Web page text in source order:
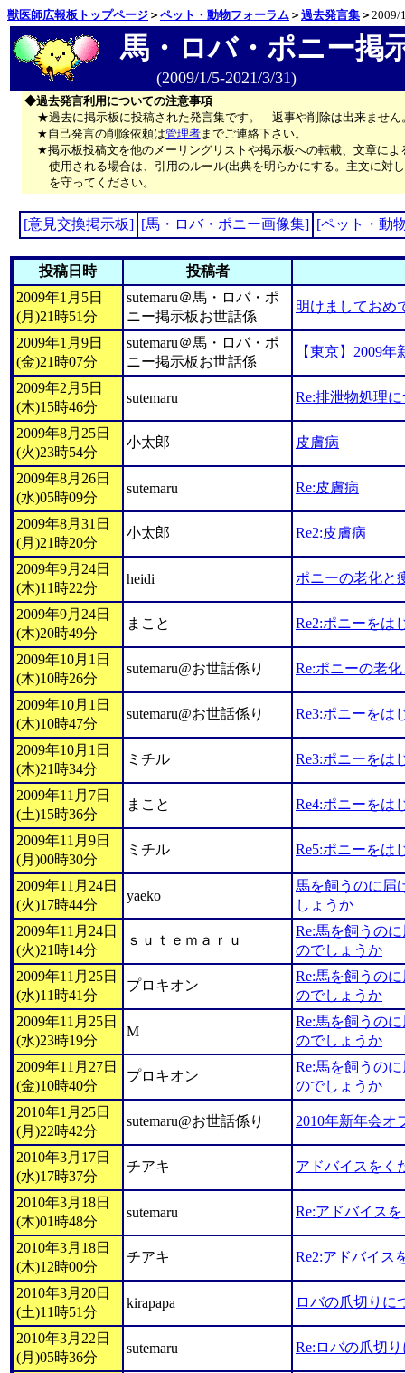
獣医師広報板トップページ ＞ ペット・動物フォーラム ＞ 過去発言集 ＞ 2009/
馬・ロバ・ポニー掲
(2009/1/5-2021/3/31)
◆過去発言利用についての注意事項
★過去に掲示板に投稿された発言集です。 返事や削除は出来ません
★自己発言の削除依頼は管理者までご連絡下さい。
★掲示板投稿文を他のメーリングリストや掲示板への転載、文章によ
使用される場合は、引用のルール(出典を明らかにする。主文に対
を守ってください。
[意見交換掲示板] [馬・ロバ・ポニー画像集] [ペット・動
投稿日時 投稿者
2009年1月5日
(月)21時51分
sutemaru＠馬・ロバ・ポ
ニー掲示板お世話係
明けましておめ
2009年1月9日
(金)21時07分
sutemaru＠馬・ロバ・ポ
ニー掲示板お世話係
【東京】2009
2009年2月5日
(木)15時46分
sutemaru Re:排泄物処理
2009年8月25日
(火)23時54分
小太郎 皮膚病
2009年8月26日
(水)05時09分
sutemaru Re:皮膚病
2009年8月31日
(月)21時20分
小太郎 Re2:皮膚病
2009年9月24日
(木)11時22分
heidi ポニーの老化と
2009年9月24日
(木)20時49分
まこと Re2:ポニーをは
2009年10月1日
(木)10時26分
sutemaru@お世話係り Re:ポニーの老
2009年10月1日
(木)10時47分
sutemaru@お世話係り Re3:ポニーをは
2009年10月1日
(木)21時34分
ミチル Re3:ポニーをは
2009年11月7日
(土)15時36分
まこと Re4:ポニーをは
2009年11月9日
(月)00時30分
ミチル Re5:ポニーをは
2009年11月24日
(火)17時44分
yaeko
馬を飼うのに届
しょうか
2009年11月24日
(火)21時14分
ｓｕｔｅｍａｒｕ
Re:馬を飼うの
のでしょうか
2009年11月25日
(水)11時41分
プロキオン
Re:馬を飼うの
のでしょうか
2009年11月25日
(水)23時19分
M
Re:馬を飼うの
のでしょうか
2009年11月27日
(金)10時40分
プロキオン
Re:馬を飼うの
のでしょうか
2010年1月25日
(月)22時42分
sutemaru@お世話係り 2010年新年会オ
2010年3月17日
(水)17時37分
チアキ アドバイスをく
2010年3月18日
(木)01時48分
sutemaru Re:アドバイス
2010年3月18日
(木)12時00分
チアキ Re2:アドバイス
2010年3月20日
(土)11時51分
kirapapa ロバの爪切りに
2010年3月22日
(月)05時36分
sutemaru Re:ロバの爪切